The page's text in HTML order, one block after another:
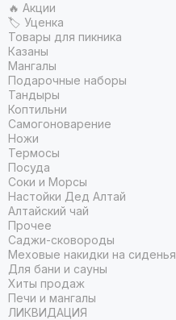
🔥 Акции
🏷 Уценка
Товары для пикника
Казаны
Мангалы
Подарочные наборы
Тандыры
Коптильни
Самогоноварение
Ножи
Термосы
Посуда
Соки и Морсы
Настойки Дед Алтай
Алтайский чай
Прочее
Саджи-сковороды
Меховые накидки на сиденья
Для бани и сауны
Хиты продаж
Печи и мангалы
ЛИКВИДАЦИЯ